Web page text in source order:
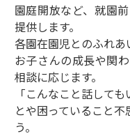
園庭開放など、就園
提供します。
各園在園児とのふれ
お子さんの成長や関
相談に応じます。
「こんなこと話して
とや困っていること
う。